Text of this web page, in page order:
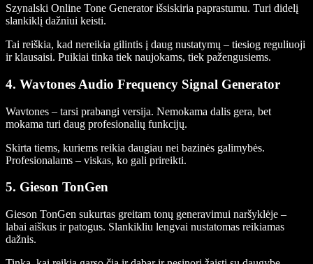
Szynalski Online Tone Generator išsiskiria paprastumu. Turi didelį
slankiklį dažniui keisti.
Tai reiškia, kad nereikia gilintis į daug nustatymų – tiesiog reguliuoji
ir klausaisi. Puikiai tinka tiek naujokams, tiek pažengusiems.
4. Wavtones Audio Frequency Signal Generator
Wavtones – tarsi prabangi versija. Nemokama dalis gera, bet
mokama turi daug profesionalių funkcijų.
Skirta tiems, kuriems reikia daugiau nei bazinės galimybės.
Profesionalams – viskas, ko gali prireikti.
5. Gieson TonGen
Gieson TonGen sukurtas greitam tonų generavimui naršyklėje –
labai aiškus ir patogus. Slankikliu lengvai nustatomas reikiamas
dažnis.